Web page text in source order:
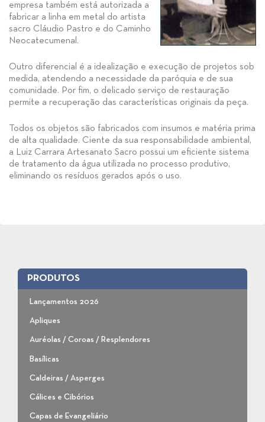
empresa também está autorizada a
fabricar a linha em metal do artista
sacro Cláudio Pastro e do Caminho
Neocatecumenal.
Outro diferencial é a idealização e execução de projetos sob
medida, atendendo a necessidade da paróquia e de sua
comunidade. Por fim, o delicado serviço de restauração
permite a recuperação das características originais da peça.
Todos os objetos são fabricados com insumos e matéria prima
de alta qualidade. Ciente da sua responsabilidade ambiental,
a Luiz Carrara Artesanato Sacro possui um eficiente sistema
de tratamento da água utilizada no processo produtivo,
eliminando os resíduos gerados após o uso.
PRODUTOS
Lançamentos 2026
Apliques
Auréolas / Coroas / Resplendores
Basílicas
Caldeiras / Asperges
Cálices e Cibórios
Capas de Evangeliário